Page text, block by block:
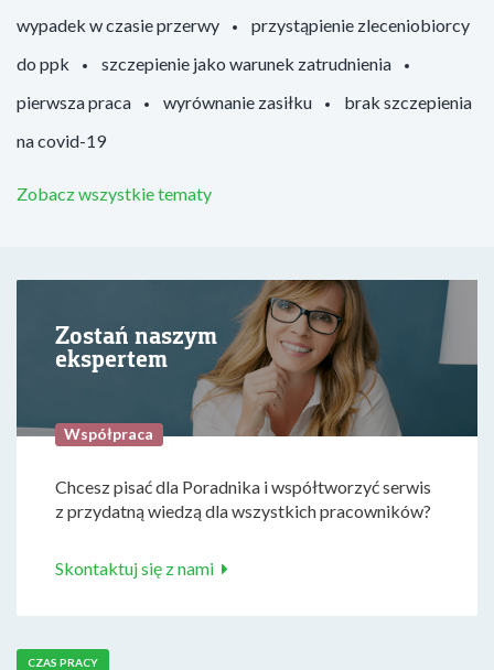
wypadek w czasie przerwy
przystąpienie zleceniobiorcy
do ppk
szczepienie jako warunek zatrudnienia
pierwsza praca
wyrównanie zasiłku
brak szczepienia
na covid-19
Zobacz wszystkie tematy
Zostań naszym
ekspertem
Współpraca
Chcesz pisać dla Poradnika i współtworzyć serwis
z przydatną wiedzą dla wszystkich pracowników?
Skontaktuj się z nami
CZAS PRACY